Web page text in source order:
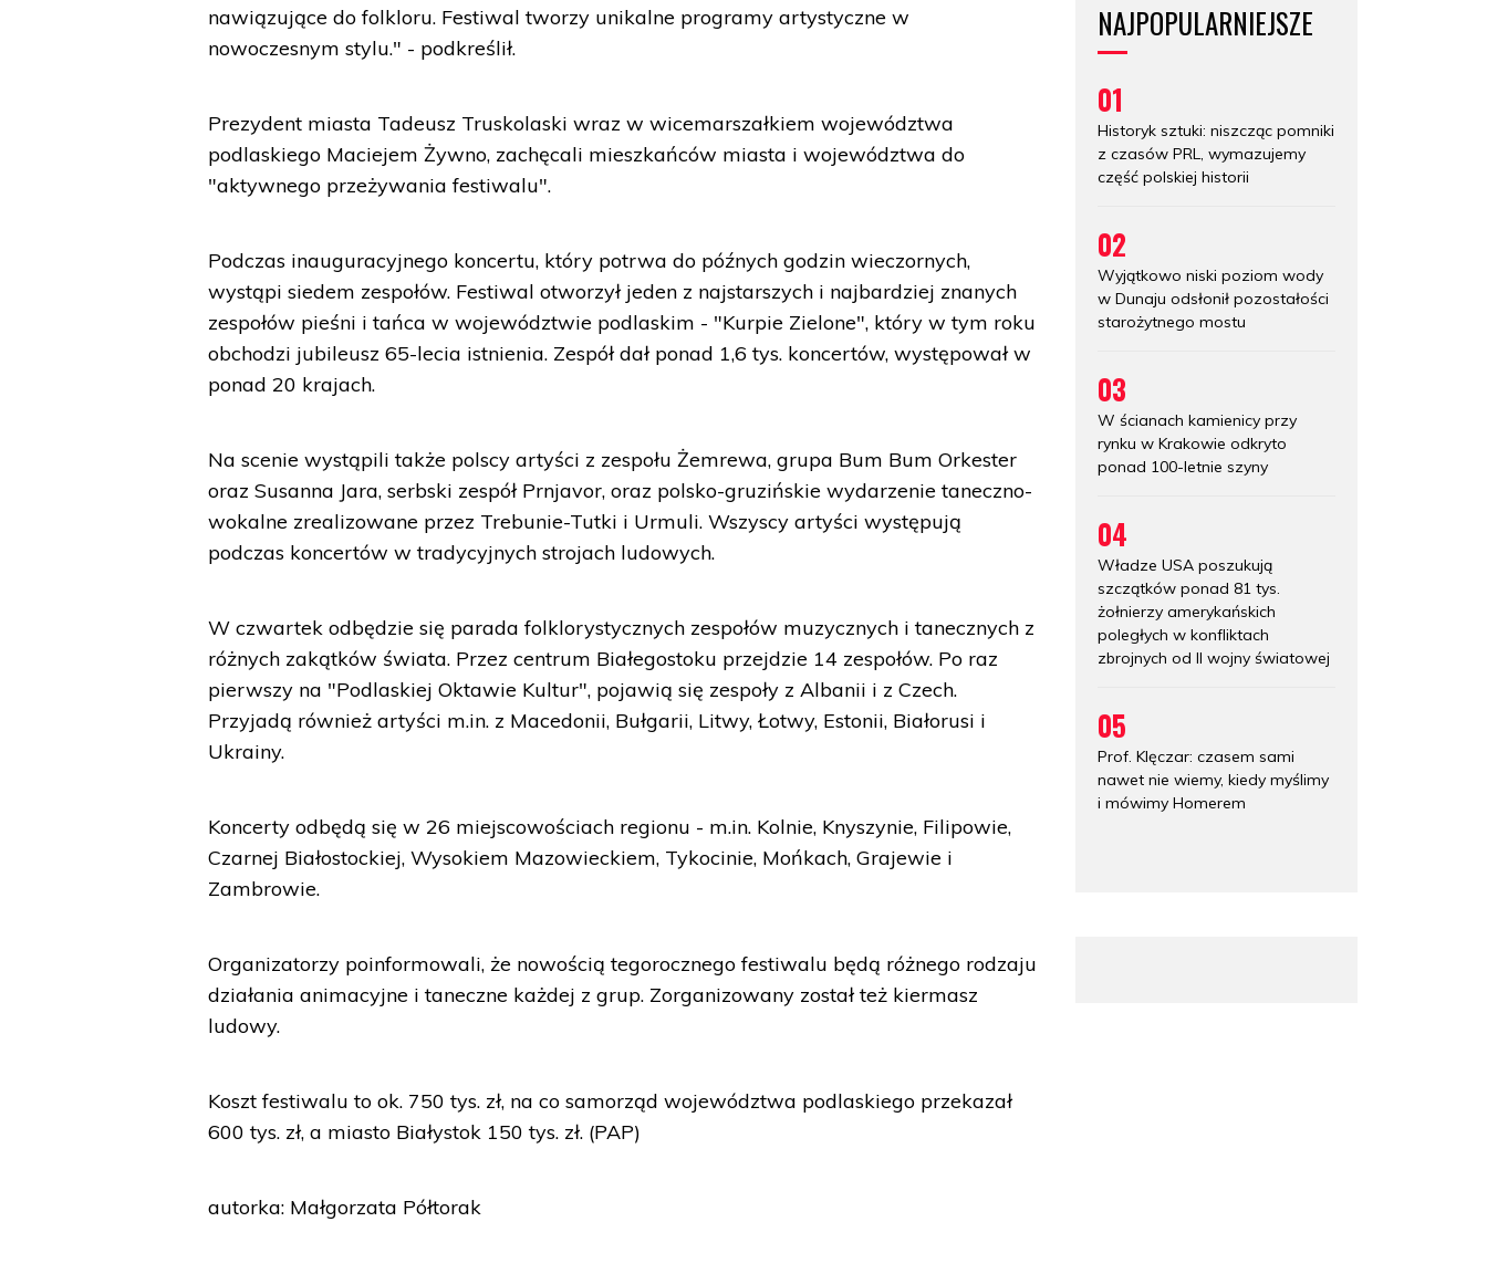
nawiązujące do folkloru. Festiwal tworzy unikalne programy artystyczne w
nowoczesnym stylu." - podkreślił.
Prezydent miasta Tadeusz Truskolaski wraz w wicemarszałkiem województwa
podlaskiego Maciejem Żywno, zachęcali mieszkańców miasta i województwa do
"aktywnego przeżywania festiwalu".
Podczas inauguracyjnego koncertu, który potrwa do późnych godzin wieczornych,
wystąpi siedem zespołów. Festiwal otworzył jeden z najstarszych i najbardziej znanych
zespołów pieśni i tańca w województwie podlaskim - "Kurpie Zielone", który w tym roku
obchodzi jubileusz 65-lecia istnienia. Zespół dał ponad 1,6 tys. koncertów, występował w
ponad 20 krajach.
Na scenie wystąpili także polscy artyści z zespołu Żemrewa, grupa Bum Bum Orkester
oraz Susanna Jara, serbski zespół Prnjavor, oraz polsko-gruzińskie wydarzenie taneczno-
wokalne zrealizowane przez Trebunie-Tutki i Urmuli. Wszyscy artyści występują
podczas koncertów w tradycyjnych strojach ludowych.
W czwartek odbędzie się parada folklorystycznych zespołów muzycznych i tanecznych z
różnych zakątków świata. Przez centrum Białegostoku przejdzie 14 zespołów. Po raz
pierwszy na "Podlaskiej Oktawie Kultur", pojawią się zespoły z Albanii i z Czech.
Przyjadą również artyści m.in. z Macedonii, Bułgarii, Litwy, Łotwy, Estonii, Białorusi i
Ukrainy.
Koncerty odbędą się w 26 miejscowościach regionu - m.in. Kolnie, Knyszynie, Filipowie,
Czarnej Białostockiej, Wysokiem Mazowieckiem, Tykocinie, Mońkach, Grajewie i
Zambrowie.
Organizatorzy poinformowali, że nowością tegorocznego festiwalu będą różnego rodzaju
działania animacyjne i taneczne każdej z grup. Zorganizowany został też kiermasz
ludowy.
Koszt festiwalu to ok. 750 tys. zł, na co samorząd województwa podlaskiego przekazał
600 tys. zł, a miasto Białystok 150 tys. zł. (PAP)
autorka: Małgorzata Półtorak
NAJPOPULARNIEJSZE
01
Historyk sztuki: niszcząc pomniki
z czasów PRL, wymazujemy
część polskiej historii
02
Wyjątkowo niski poziom wody
w Dunaju odsłonił pozostałości
starożytnego mostu
03
W ścianach kamienicy przy
rynku w Krakowie odkryto
ponad 100-letnie szyny
04
Władze USA poszukują
szczątków ponad 81 tys.
żołnierzy amerykańskich
poległych w konfliktach
zbrojnych od II wojny światowej
05
Prof. Klęczar: czasem sami
nawet nie wiemy, kiedy myślimy
i mówimy Homerem